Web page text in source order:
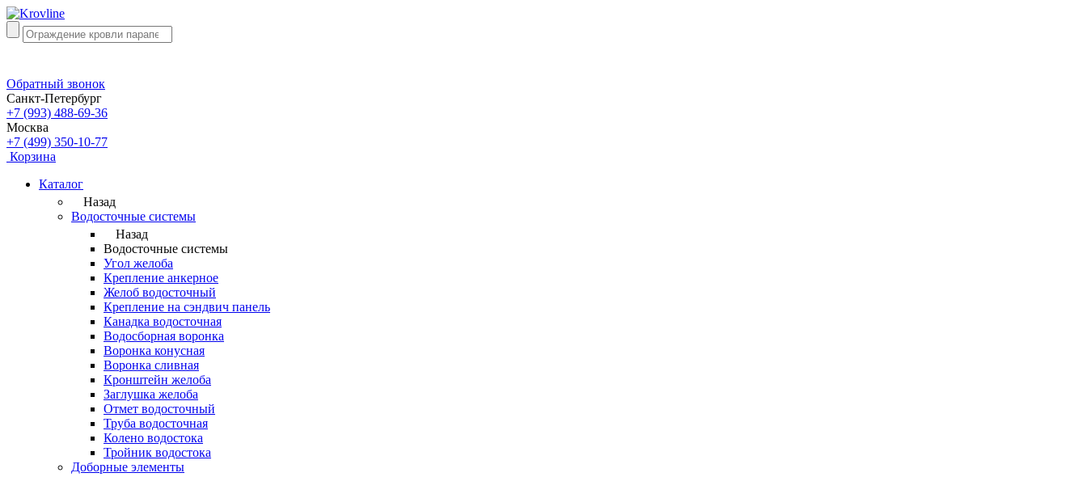
Обратный звонок
Санкт-Петербург
+7 (993) 488-69-36
Москва
+7 (499) 350-10-77
Корзина
Каталог
Назад
Водосточные системы
Назад
Водосточные системы
Угол желоба
Крепление анкерное
Желоб водосточный
Крепление на сэндвич панель
Канадка водосточная
Водосборная воронка
Воронка конусная
Воронка сливная
Кронштейн желоба
Заглушка желоба
Отмет водосточный
Труба водосточная
Колено водостока
Тройник водостока
Доборные элементы